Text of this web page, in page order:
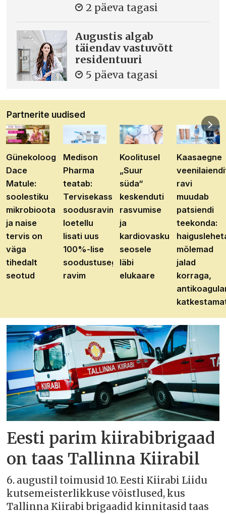
2 päeva tagasi
Augustis algab
täiendav vastuvõtt
residentuuri
5 päeva tagasi
Partnerite uudised
Günekoloog
Dace
Matule:
soolestiku
mikrobioota
ja naise
tervis on
väga
tihedalt
seotud
Medison
Pharma
teatab:
Tervisekassa
soodusravimite
loetellu
lisati uus
100%-lise
soodustusega
ravim
Koolitusel
„Suur
süda“
keskenduti
rasvumise
ja
kardiovaskulaarhaiguste
seosele
läbi
elukaare
Kaasaegne
ravi
muudab
patsiendi
teekonda:
mõlemad
jalad
korraga,
Eesti parim kiirabibrigaad
on taas Tallinna Kiirabil
6. augustil toimusid 10. Eesti Kiirabi Liidu
kutsemeisterlikkuse võistlused, kus
Tallinna Kiirabi brigaadid kinnitasid taas